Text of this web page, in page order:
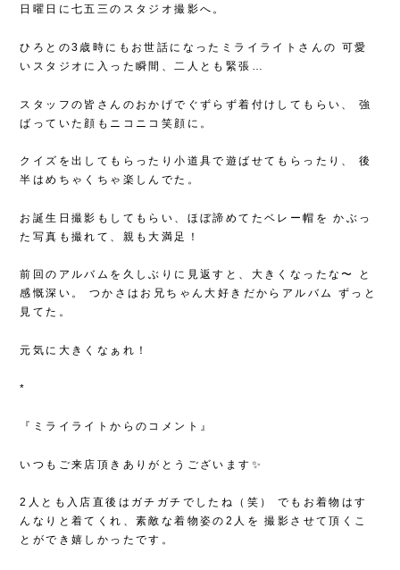
日曜日に七五三のスタジオ撮影へ。
ひろとの3歳時にもお世話になったミライライトさんの 可愛
いスタジオに入った瞬間、二人とも緊張…
スタッフの皆さんのおかげでぐずらず着付けしてもらい、
強
ばっていた顔もニコニコ笑顔に。
クイズを出してもらったり小道具で遊ばせてもらったり、
後
半はめちゃくちゃ楽しんでた。
お誕生日撮影もしてもらい、ほぼ諦めてたベレー帽を かぶっ
た写真も撮れて、親も大満足！
前回のアルバムを久しぶりに見返すと、大きくなったな〜
と
感慨深い。
つかさはお兄ちゃん大好きだからアルバム
ずっと
見てた。
元気に大きくなぁれ！
*
『ミライライトからのコメント』
いつもご来店頂きありがとうございます✨
2人とも入店直後はガチガチでしたね（笑）
でもお着物はす
んなりと着てくれ、素敵な着物姿の2人を 撮影させて頂くこ
とができ嬉しかったです。